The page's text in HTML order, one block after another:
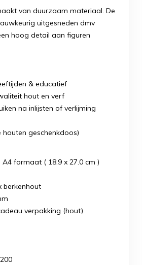
van duurzaam materiaal. De
uitgesneden dmv
hoog detail aan figuren
& educatief
hout en verf
na inlijsten of verlijming
geschenkdoos)
formaat ( 18.9 x 27.0 cm )
berkenhout
verpakking (hout)